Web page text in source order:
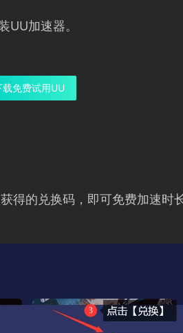
UU加速器。
载免费试用UU
得的兑换码，即可免费加速时